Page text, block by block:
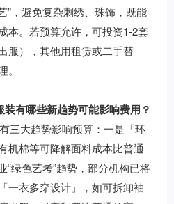
”，避免复杂刺绣、珠饰，既能
本。若预算允许，可投资1-2套
服），其他用租赁或二手替
有哪些新趋势可能影响费用？
三大趋势影响预算：一是「环
机棉等可降解面料成本比普通
“绿色艺考”趋势，部分机构已将
一衣多穿设计」，如可拆卸袖